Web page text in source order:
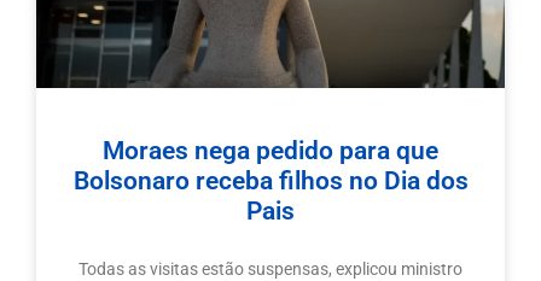
Moraes nega pedido para que
Bolsonaro receba filhos no Dia dos
Pais
Todas as visitas estão suspensas, explicou ministro